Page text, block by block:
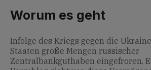
Worum es geht
Infolge des Kriegs gegen die
Staaten große Mengen russischer
Zentralbankguthaben eingefroren.